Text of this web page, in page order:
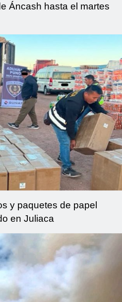
Áncash hasta el martes
y paquetes de papel
en Juliaca